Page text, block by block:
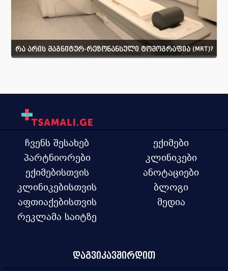
რა არის მაგნიტურ-რეზონანსული ტომოგრაფია (MRT)?
ჩვენს შესახებ
პარტნიორები
ექიმებისთვის
კლინიკებისთვის
აფთიაქებისთვის
რეკლამა საიტზე
ექიმები
კლინიკები
ანოტაციები
ბლოგი
მედია
დაგვიკავშირდით